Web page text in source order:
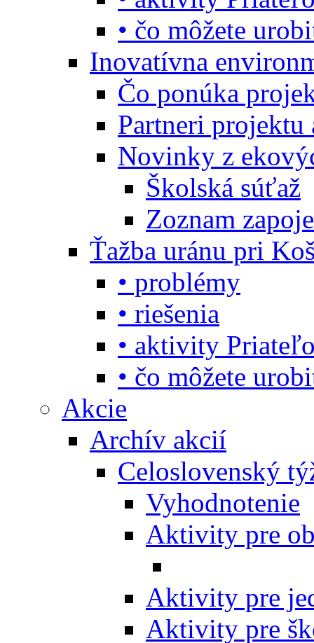
• čo môžete
Inovatívna
Čo ponúka
Partneri projektu
Novinky z
Školská súťaž
Zoznam
Ťažba uránu pri
• problémy
• riešenia
• aktivity
• čo môžete
Akcie
Archív akcií
Celoslovenský
Vyhodnotenie
Aktivity pre
Aktivity pre
Aktivity pre